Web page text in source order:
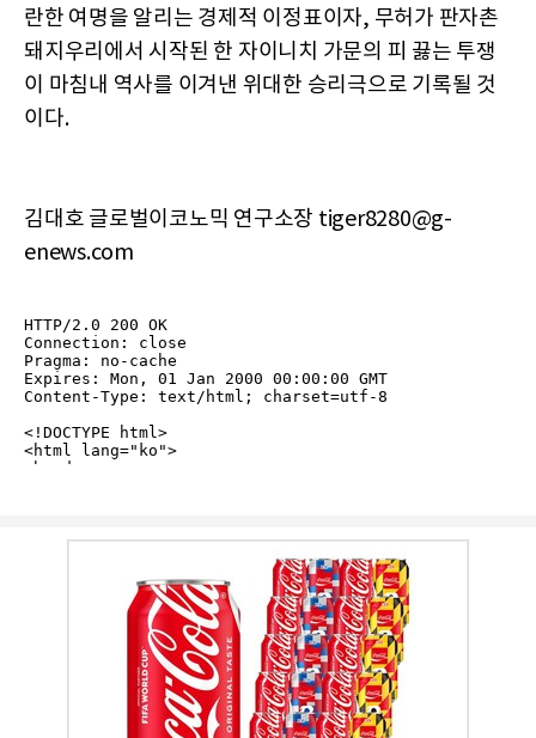
란한 여명을 알리는 경제적 이정표이자, 무허가 판자촌
돼지우리에서 시작된 한 자이니치 가문의 피 끓는 투쟁
이 마침내 역사를 이겨낸 위대한 승리극으로 기록될 것
이다.
김대호 글로벌이코노믹 연구소장 tiger8280@g-
enews.com